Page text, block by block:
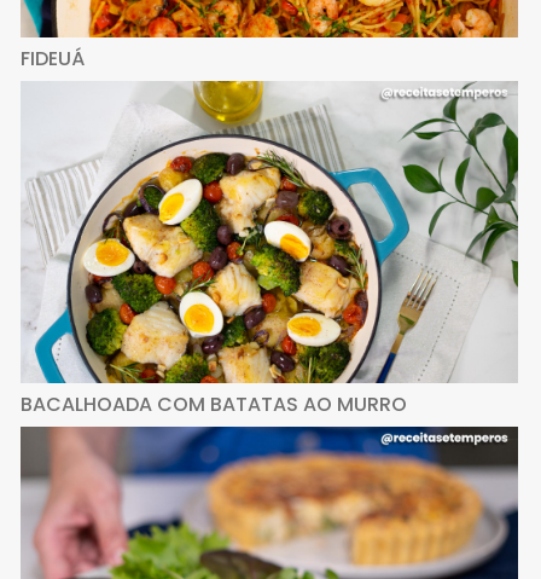
FIDEUÁ
BACALHOADA COM BATATAS AO MURRO